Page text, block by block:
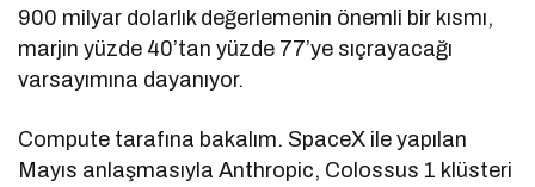
900 milyar dolarlık değerlemenin önemli bir kısmı,
marjın yüzde 40’tan yüzde 77’ye sıçrayacağı
varsayımına dayanıyor.
Compute tarafına bakalım. SpaceX ile yapılan
Mayıs anlaşmasıyla Anthropic, Colossus 1 klüsteri